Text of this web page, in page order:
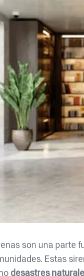
son una parte
Estas
desastres